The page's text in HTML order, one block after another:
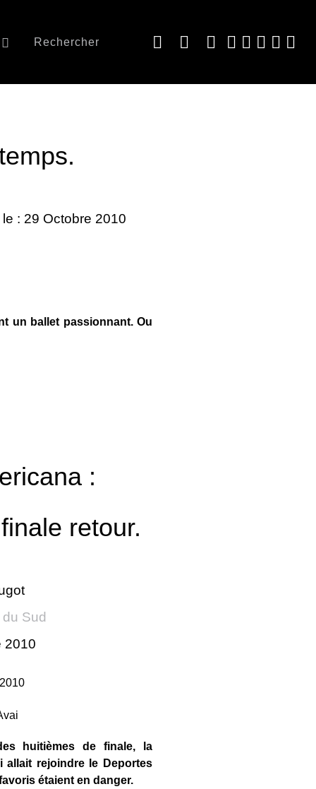
Rechercher
: 29 Octobre 2010
un ballet passionnant. Ou
:
retour.
Sud
2010
huitièmes de finale, la
rejoindre le Deportes
étaient en danger.